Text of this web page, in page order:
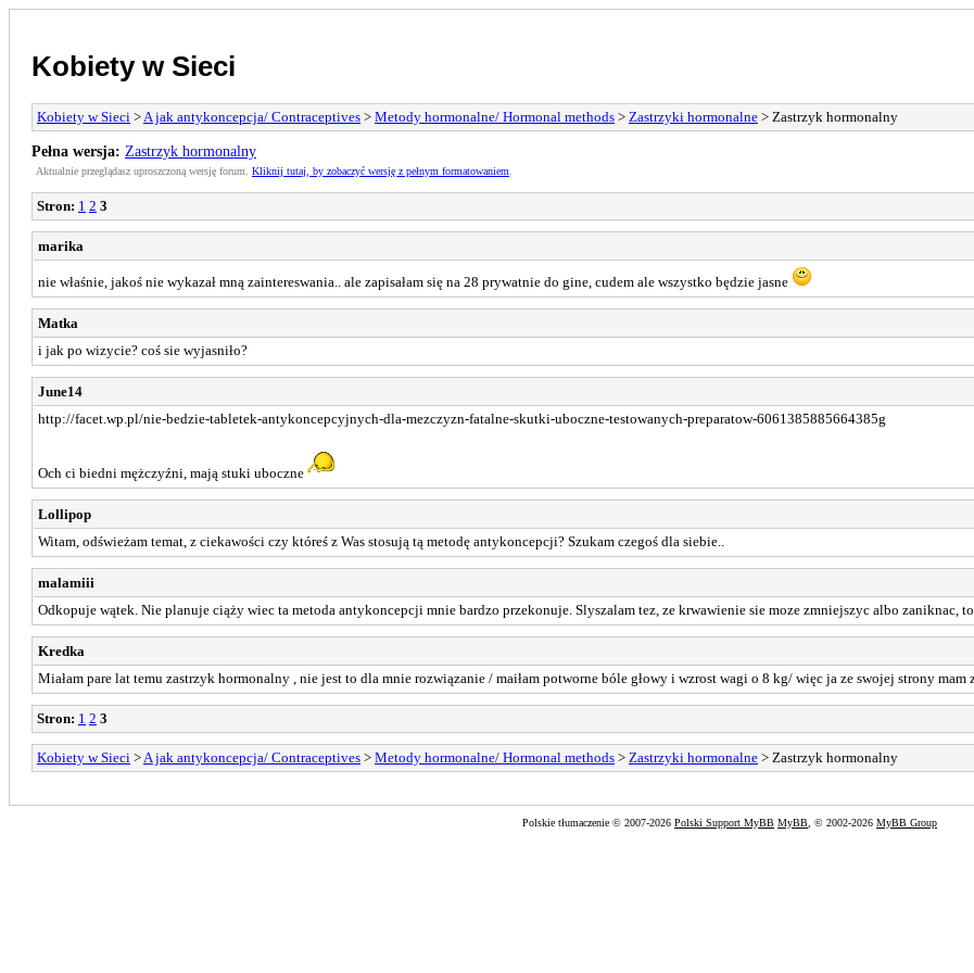
Kobiety w Sieci
Kobiety w Sieci > A jak antykoncepcja/ Contraceptives > Metody hormonalne/ Hormonal methods > Zastrzyki hormonalne > Zastrzyk hormonalny
Pełna wersja: Zastrzyk hormonalny
Aktualnie przeglądasz uproszczoną wersję forum. Kliknij tutaj, by zobaczyć wersję z pełnym formatowaniem
Stron: 1 2 3
marika
nie właśnie, jakoś nie wykazał mną zaintereswania.. ale zapisałam się na 28 prywatnie do gine, cudem ale wszystko będzie jasne
Matka
i jak po wizycie? coś sie wyjasniło?
June14
http://facet.wp.pl/nie-bedzie-tabletek-antykoncepcyjnych-dla-mezczyzn-fatalne-skutki-uboczne-testowanych-preparatow-6061385885664385g
Och ci biedni mężczyźni, mają stuki uboczne
Lollipop
Witam, odświeżam temat, z ciekawości czy któreś z Was stosują tą metodę antykoncepcji? Szukam czegoś dla siebie..
malamiii
Odkopuje wątek. Nie planuje ciąży wiec ta metoda antykoncepcji mnie bardzo przekonuje. Slyszalam tez, ze krwawienie sie moze zmniejszyc albo zaniknac,
Kredka
Miałam pare lat temu zastrzyk hormonalny , nie jest to dla mnie rozwiązanie / maiłam potworne bóle głowy i wzrost wagi o 8 kg/ więc ja ze swojej strony mam
Stron: 1 2 3
Kobiety w Sieci > A jak antykoncepcja/ Contraceptives > Metody hormonalne/ Hormonal methods > Zastrzyki hormonalne > Zastrzyk hormonalny
Polskie tłumaczenie © 2007-2026 Polski Support MyBB MyBB , © 2002-2026 MyBB Group